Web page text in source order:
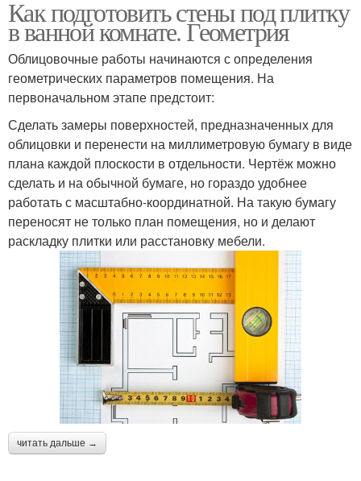
Как подготовить стены под плитку
в ванной комнате. Геометрия
Облицовочные работы начинаются с определения
геометрических параметров помещения. На
первоначальном этапе предстоит:
Сделать замеры поверхностей, предназначенных для
облицовки и перенести на миллиметровую бумагу в виде
плана каждой плоскости в отдельности. Чертёж можно
сделать и на обычной бумаге, но гораздо удобнее
работать с масштабно-координатной. На такую бумагу
переносят не только план помещения, но и делают
раскладку плитки или расстановку мебели.
читать дальше →